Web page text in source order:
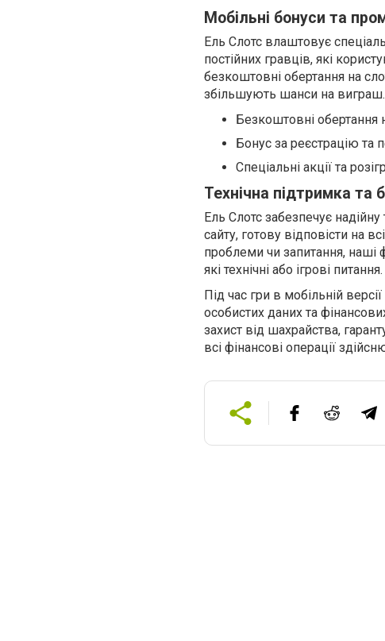
Мобільні бонуси та
Ель Слотс влаштовує
постійних гравців, які
безкоштовні обертання на
збільшують шанси на виграш.
Безкоштовні обертання
Бонус за реєстрацію та
Спеціальні акції та
Технічна підтримка та
Ель Слотс забезпечує надійну
сайту, готову відповісти на
проблеми чи запитання, наші
які технічні або ігрові питання.
Під час гри в мобільній
особистих даних та
захист від шахрайства,
всі фінансові операції